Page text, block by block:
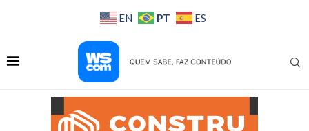
EN PT ES